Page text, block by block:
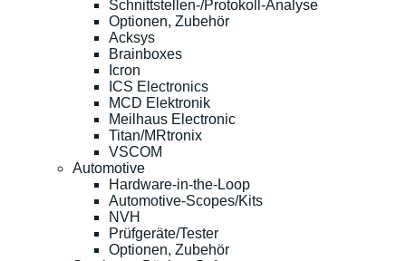
Schnittstellen-/Protokoll-Analyse
Optionen, Zubehör
Acksys
Brainboxes
Icron
ICS Electronics
MCD Elektronik
Meilhaus Electronic
Titan/MRtronix
VSCOM
Automotive
Hardware-in-the-Loop
Automotive-Scopes/Kits
NVH
Prüfgeräte/Tester
Optionen, Zubehör